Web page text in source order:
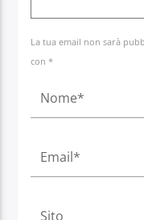
La tua email non sarà
con *